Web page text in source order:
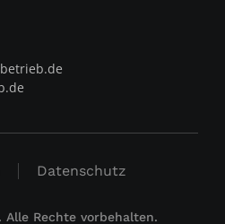
Datenschutz
Alle Rechte vorbehalten.